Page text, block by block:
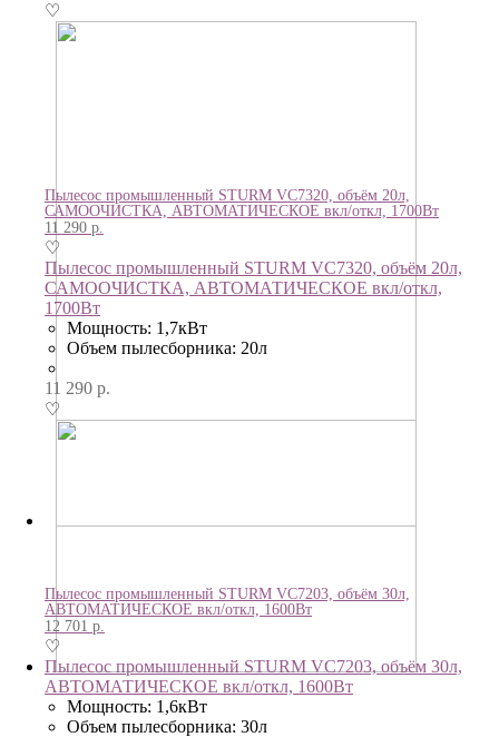
♡
Пылесос промышленный STURM VC7320, объём 20л,
САМООЧИСТКА, АВТОМАТИЧЕСКОЕ вкл/откл, 1700Вт
11 290 р.
♡
Пылесос промышленный STURM VC7320, объём 20л,
САМООЧИСТКА, АВТОМАТИЧЕСКОЕ вкл/откл,
1700Вт
Мощность: 1,7кВт
Объем пылесборника: 20л
11 290 р.
♡
Пылесос промышленный STURM VC7203, объём 30л,
АВТОМАТИЧЕСКОЕ вкл/откл, 1600Вт
12 701 р.
♡
Пылесос промышленный STURM VC7203, объём 30л,
АВТОМАТИЧЕСКОЕ вкл/откл, 1600Вт
Мощность: 1,6кВт
Объем пылесборника: 30л